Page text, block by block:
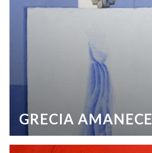
GRECIA AMANECE